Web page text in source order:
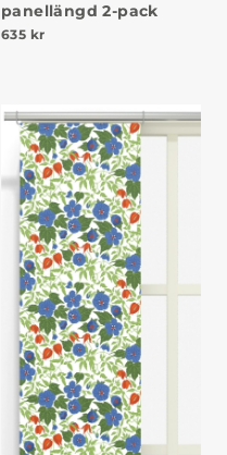
panellängd 2-pack
635 kr